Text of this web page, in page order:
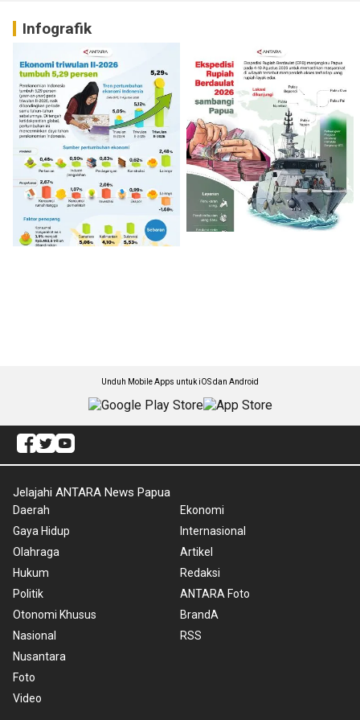
Infografik
Unduh Mobile Apps untuk iOS dan Android
Jelajahi ANTARA News Papua
Daerah
Gaya Hidup
Olahraga
Hukum
Politik
Otonomi Khusus
Nasional
Nusantara
Foto
Video
Ekonomi
Internasional
Artikel
Redaksi
ANTARA Foto
BrandA
RSS